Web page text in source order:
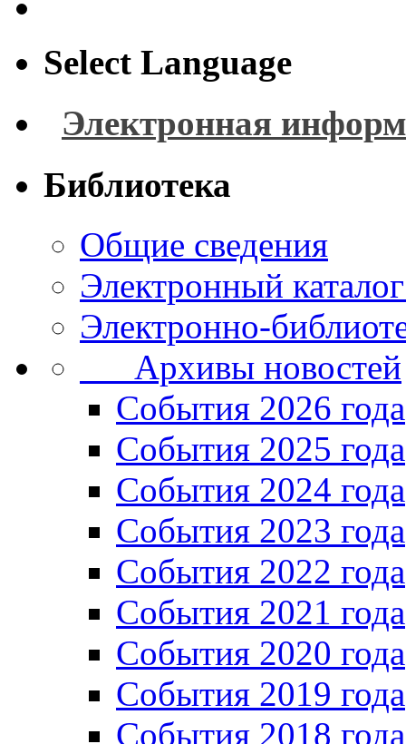
Select Language
Электронная
Библиотека
Общие сведения
Электронный
Электронно-
Архивы новостей
Cобытия 2026 года
События 2025 года
События 2024 года
События 2023 года
Cобытия 2022 года
Cобытия 2021 года
События 2020 года
События 2019 года
События 2018 года